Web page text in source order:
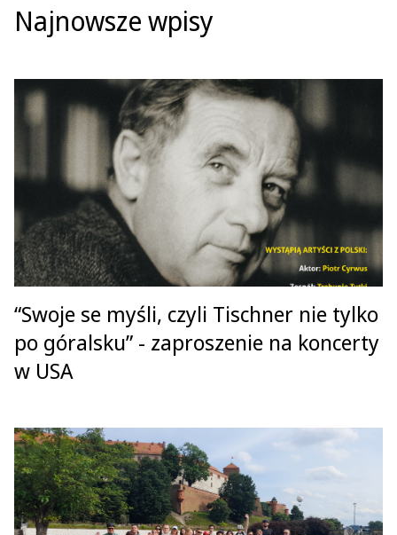
Najnowsze wpisy
“Swoje se myśli, czyli Tischner nie tylko
po góralsku” - zaproszenie na koncerty
w USA